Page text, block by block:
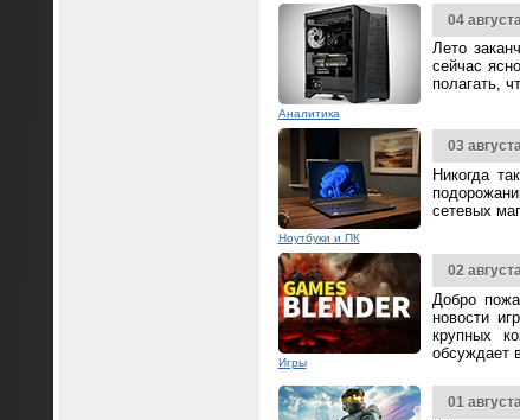
Аналитика
04
Лето
сейчас
полагать,
Ноутбуки и ПК
03
Никогда
сетевых
Игры
02
Добро
новости
крупных
обсуждает
01